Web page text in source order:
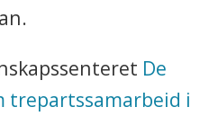
De
trepartssamarbeid i